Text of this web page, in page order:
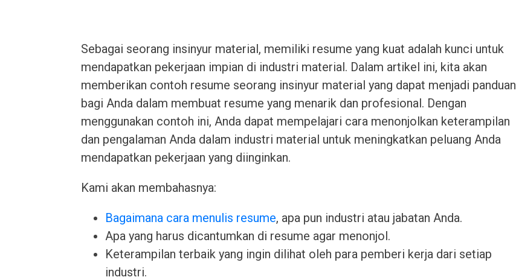
Sebagai seorang insinyur material, memiliki resume yang kuat adalah kunci untuk
mendapatkan pekerjaan impian di industri material. Dalam artikel ini, kita akan
memberikan contoh resume seorang insinyur material yang dapat menjadi panduan
bagi Anda dalam membuat resume yang menarik dan profesional. Dengan
menggunakan contoh ini, Anda dapat mempelajari cara menonjolkan keterampilan
dan pengalaman Anda dalam industri material untuk meningkatkan peluang Anda
mendapatkan pekerjaan yang diinginkan.
Kami akan membahasnya:
Bagaimana cara menulis resume, apa pun industri atau jabatan Anda.
Apa yang harus dicantumkan di resume agar menonjol.
Keterampilan terbaik yang ingin dilihat oleh para pemberi kerja dari setiap
industri.